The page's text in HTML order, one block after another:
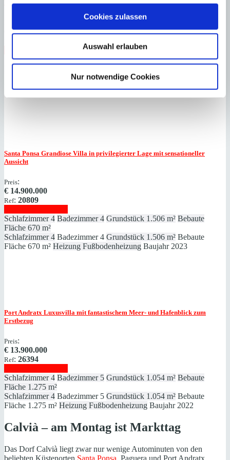
Cookies zulassen
Auswahl erlauben
Nur notwendige Cookies
Meerzugang
15.000.000
Schlafzimmer 9 Badezimmer 9 Grundstück 2.368 m² Bebaute
Badezimmer 9 Grundstück 2.368 m²
Fläche 1.060 m² Heizung Fußbodenheizung Baujahr 2012
Santa Ponsa Grandiose Villa in privilegierter Lage mit sensationeller
Aussicht
Preis:
€ 14.900.000
Ref: 20809
Schlafzimmer 4 Badezimmer 4 Grundstück 1.506 m² Bebaute
Fläche 670 m²
Schlafzimmer 4 Badezimmer 4 Grundstück 1.506 m² Bebaute
Fläche 670 m² Heizung Fußbodenheizung Baujahr 2023
Port Andratx Luxusvilla mit fantastischem Meer- und Hafenblick zum
Erstbezug
Preis:
€ 13.900.000
Ref: 26394
Schlafzimmer 4 Badezimmer 5 Grundstück 1.054 m² Bebaute
Fläche 1.275 m²
Schlafzimmer 4 Badezimmer 5 Grundstück 1.054 m² Bebaute
Fläche 1.275 m² Heizung Fußbodenheizung Baujahr 2022
Calvià – am Montag ist Markttag
Das Dorf Calvià liegt zwar nur wenige Autominuten von den